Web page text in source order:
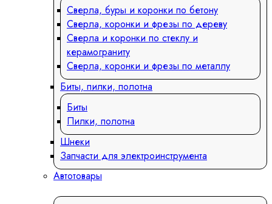
Сверла, буры и коронки по бетону
Сверла, коронки и фрезы по дереву
Сверла и коронки по стеклу и
керамограниту
Сверла, коронки и фрезы по металлу
Биты, пилки, полотна
Биты
Пилки, полотна
Шнеки
Запчасти для электроинструмента
Автотовары